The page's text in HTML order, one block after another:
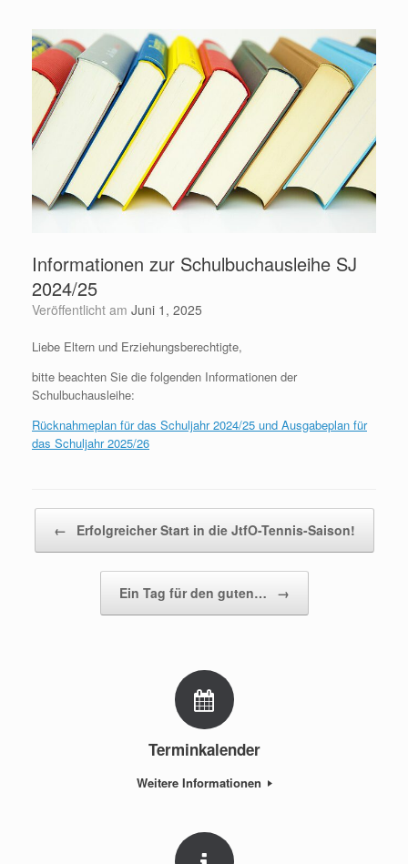
Informationen zur Schulbuchausleihe SJ
2024/25
Veröffentlicht am Juni 1, 2025
Liebe Eltern und Erziehungsberechtigte,
bitte beachten Sie die folgenden Informationen der
Schulbuchausleihe:
Rücknahmeplan für das Schuljahr 2024/25 und Ausgabeplan für
das Schuljahr 2025/26
← Erfolgreicher Start in die JtfO-Tennis-Saison!
Ein Tag für den guten… →
Terminkalender
Weitere Informationen